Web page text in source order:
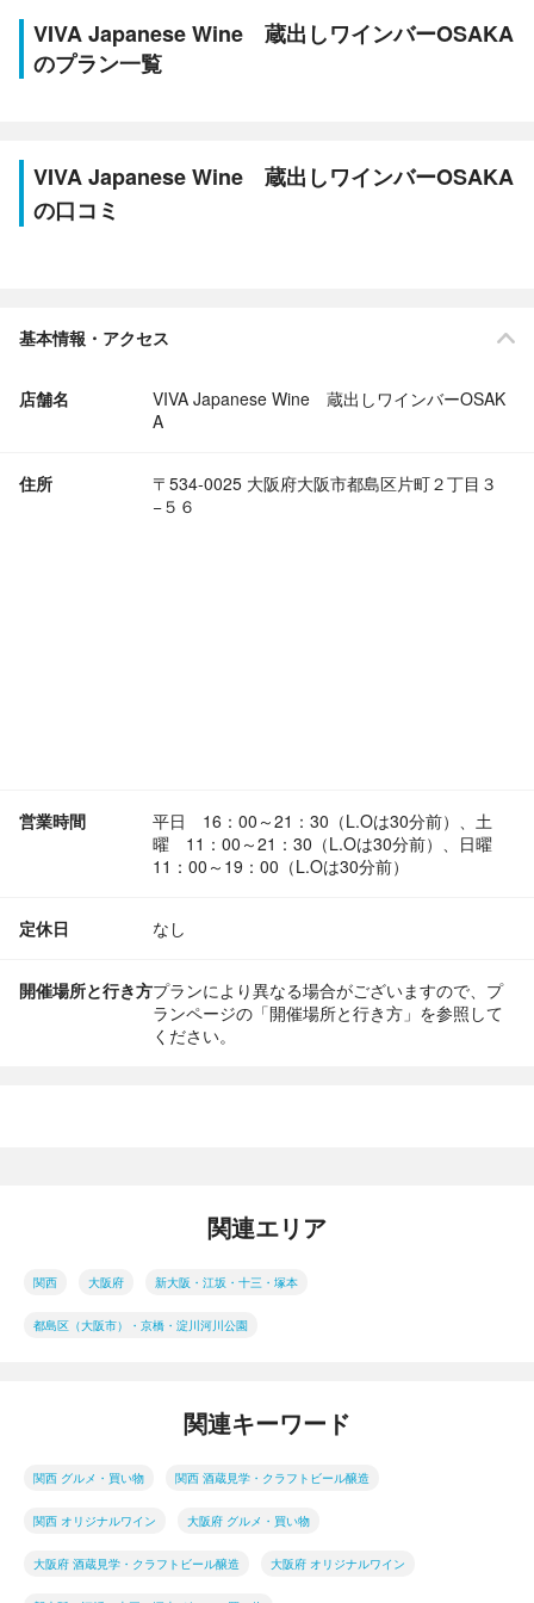
VIVA Japanese Wine 蔵出しワインバーOSAKA
のプラン一覧
VIVA Japanese Wine 蔵出しワインバーOSAKA
の口コミ
基本情報・アクセス
店舗名
VIVA Japanese Wine 蔵出しワインバーOSAK
A
住所
〒534-0025 大阪府大阪市都島区片町２丁目３
−５６
営業時間
平日 16：00～21：30（L.Oは30分前）、土
曜 11：00～21：30（L.Oは30分前）、日曜
11：00～19：00（L.Oは30分前）
定休日 なし
開催場所と行き方プランにより異なる場合がございますので、プ
ランページの「開催場所と行き方」を参照して
ください。
関連エリア
関西 大阪府 新大阪・江坂・十三・塚本
都島区（大阪市）・京橋・淀川河川公園
関連キーワード
関西 グルメ・買い物 関西 酒蔵見学・クラフトビール醸造
関西 オリジナルワイン 大阪府 グルメ・買い物
大阪府 酒蔵見学・クラフトビール醸造 大阪府 オリジナルワイン